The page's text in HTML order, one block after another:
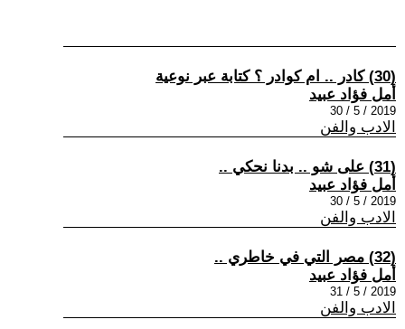
(30) كادر .. ام كوادر ؟ كتابة عبر نوعية
أمل فؤاد عبيد
2019 / 5 / 30
الادب والفن
(31) على شو .. بدنا نحكي ..
أمل فؤاد عبيد
2019 / 5 / 30
الادب والفن
(32) مصر التي في خاطري ..
أمل فؤاد عبيد
2019 / 5 / 31
الادب والفن